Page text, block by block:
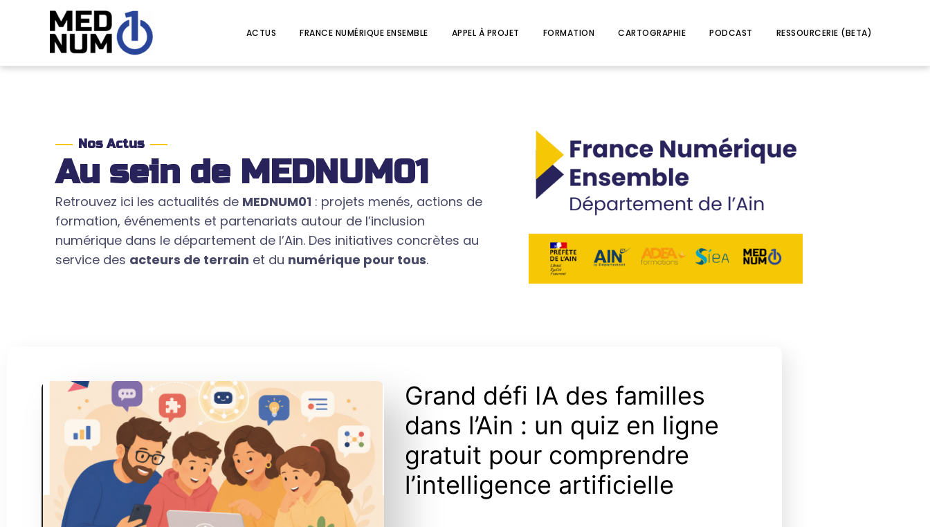
ACTUS FRANCE NUMÉRIQUE ENSEMBLE APPEL À PROJET FORMATION CARTOGRAPHIE PODCAST RESSOURCERIE (BETA)
Nos Actus
Au sein de MEDNUM01
Retrouvez ici les actualités de MEDNUM01 : projets menés, actions de
formation, événements et partenariats autour de l’inclusion
numérique dans le département de l’Ain. Des initiatives concrètes au
service des acteurs de terrain et du numérique pour tous.
Grand défi IA des familles
dans l’Ain : un quiz en ligne
gratuit pour comprendre
l’intelligence artificielle